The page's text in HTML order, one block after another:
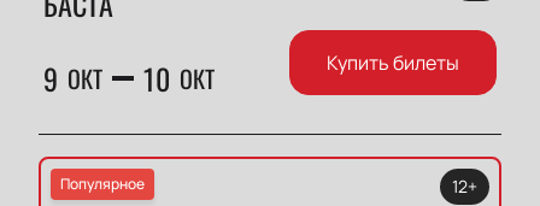
9 ОКТ 10 ОКТ Купить билеты
Популярное
12+